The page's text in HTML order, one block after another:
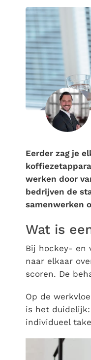
Eerder zag je
werken door
bedrijven de
samenwerken
Wat is
Bij hockey- en
naar elkaar
scoren. De
Op de
is het
individueel